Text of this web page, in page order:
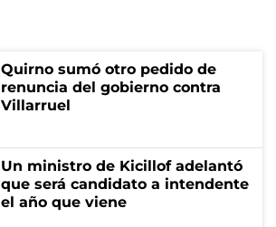
Quirno sumó otro pedido de
renuncia del gobierno contra
Villarruel
Un ministro de Kicillof adelantó
que será candidato a intendente
el año que viene